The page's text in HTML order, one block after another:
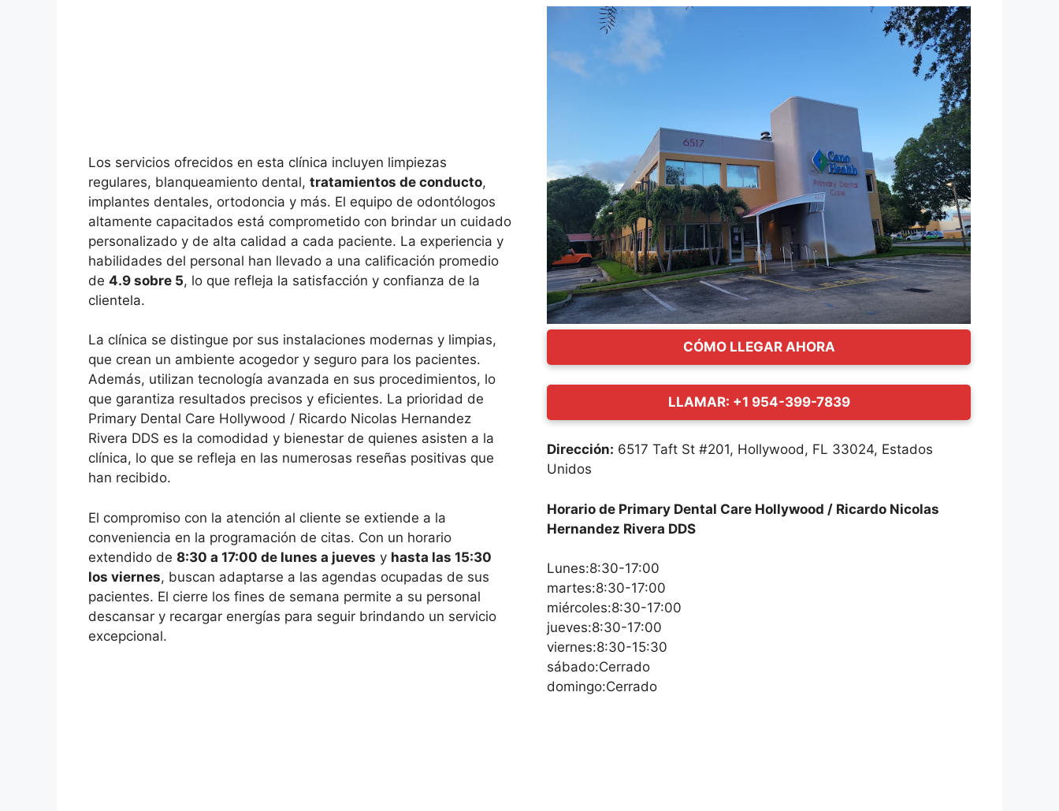
Los servicios ofrecidos en esta clínica incluyen limpiezas
regulares, blanqueamiento dental, tratamientos de conducto,
implantes dentales, ortodoncia y más. El equipo de odontólogos
altamente capacitados está comprometido con brindar un cuidado
personalizado y de alta calidad a cada paciente. La experiencia y
habilidades del personal han llevado a una calificación promedio
de 4.9 sobre 5, lo que refleja la satisfacción y confianza de la
clientela.
La clínica se distingue por sus instalaciones modernas y limpias,
que crean un ambiente acogedor y seguro para los pacientes.
Además, utilizan tecnología avanzada en sus procedimientos, lo
que garantiza resultados precisos y eficientes. La prioridad de
Primary Dental Care Hollywood / Ricardo Nicolas Hernandez
Rivera DDS es la comodidad y bienestar de quienes asisten a la
clínica, lo que se refleja en las numerosas reseñas positivas que
han recibido.
El compromiso con la atención al cliente se extiende a la
conveniencia en la programación de citas. Con un horario
extendido de 8:30 a 17:00 de lunes a jueves y hasta las 15:30
los viernes, buscan adaptarse a las agendas ocupadas de sus
pacientes. El cierre los fines de semana permite a su personal
descansar y recargar energías para seguir brindando un servicio
excepcional.
CÓMO LLEGAR AHORA
LLAMAR: +1 954-399-7839
Dirección: 6517 Taft St #201, Hollywood, FL 33024, Estados
Unidos
Horario de Primary Dental Care Hollywood / Ricardo Nicolas
Hernandez Rivera DDS
Lunes:8:30-17:00
martes:8:30-17:00
miércoles:8:30-17:00
jueves:8:30-17:00
viernes:8:30-15:30
sábado:Cerrado
domingo:Cerrado